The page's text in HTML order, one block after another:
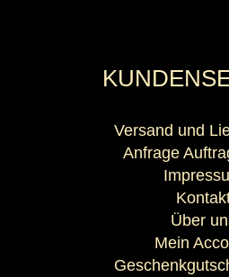
Versand und
Anfrage
Über
Mein